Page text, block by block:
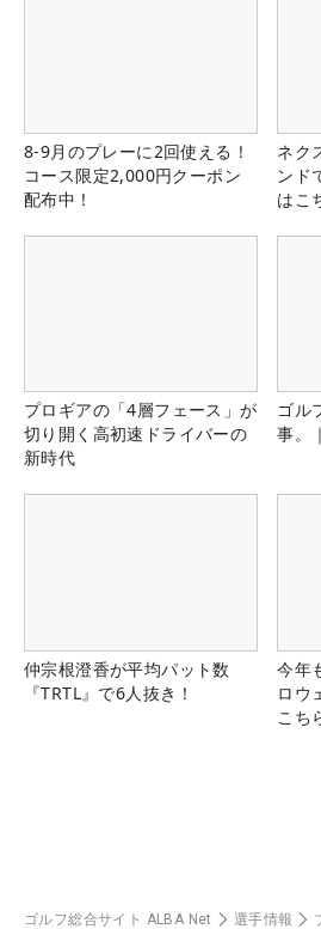
8-9月のプレーに2回使える！
コース限定2,000円クーポン
配布中！
ネク
ンド
はこ
プロギアの「4層フェース」が
切り開く高初速ドライバーの
新時代
ゴル
事。
仲宗根澄香が平均パット数
『TRTL』で6人抜き！
今年
ロウ
こち
ゴルフ総合サイト ALBA Net 選手情報